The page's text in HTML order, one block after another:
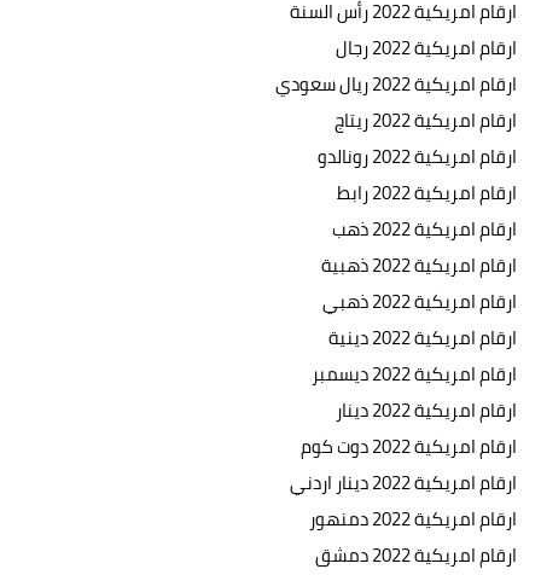
ارقام امريكية 2022 رأس السنة
ارقام امريكية 2022 رجال
ارقام امريكية 2022 ريال سعودي
ارقام امريكية 2022 ريتاج
ارقام امريكية 2022 رونالدو
ارقام امريكية 2022 رابط
ارقام امريكية 2022 ذهب
ارقام امريكية 2022 ذهبية
ارقام امريكية 2022 ذهبي
ارقام امريكية 2022 دينية
ارقام امريكية 2022 ديسمبر
ارقام امريكية 2022 دينار
ارقام امريكية 2022 دوت كوم
ارقام امريكية 2022 دينار اردني
ارقام امريكية 2022 دمنهور
ارقام امريكية 2022 دمشق